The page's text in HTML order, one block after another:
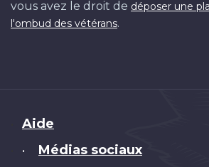
vous avez le droit de déposer une
l'ombud des vétérans.
Brand
Aide
• Médias sociaux